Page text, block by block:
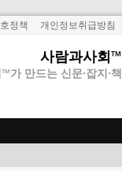
정책 개인정보취급방침
사람과사회™
가 만드는 신문·잡지·책